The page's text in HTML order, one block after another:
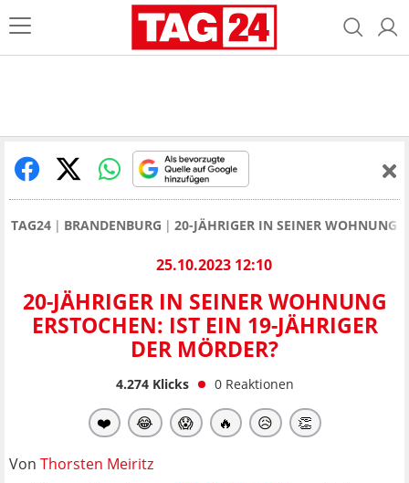
TAG24 BRANDENBURG 20-JÄHRIGER IN SEINER WOHNUNG
25.10.2023 12:10
20-JÄHRIGER IN SEINER WOHNUNG
ERSTOCHEN: IST EIN 19-JÄHRIGER
DER MÖRDER?
4.274Klicks 0 Reaktionen
❤️ 😂 😱 🔥 😥 👏
Von Thorsten Meiritz